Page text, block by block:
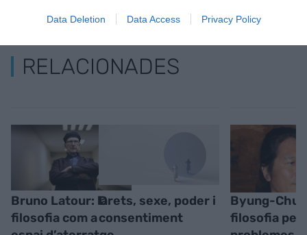
Data Deletion Data Access Privacy Policy
RELACIONADES
Bruno Latour: la
filosofia com a
Drets, sexe, poder i
consentiment
Byung-Chul
filosofia per